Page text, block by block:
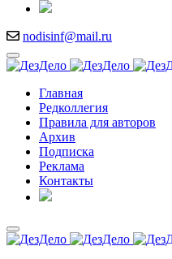
nodisinf@mail.ru
Главная
Редколлегия
Правила для авторов
Архив
Подписка
Реклама
Контакты